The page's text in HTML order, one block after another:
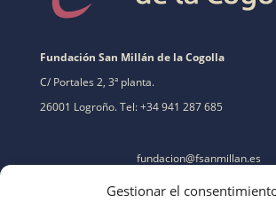
Gestionar el
Fundación San Millán de la Cogolla
C/ Portales 2, 3ª planta.
26001 Logroño. Tel: +34 941 287 685
fundacion@fsanmillan.es